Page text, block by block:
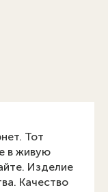
Тот
в живую
Изделие
Качество